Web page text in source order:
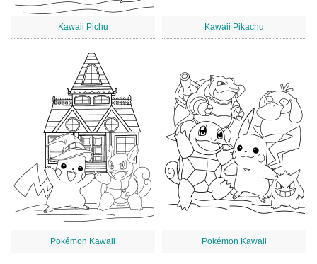
Kawaii Pichu Kawaii Pikachu
Pokémon Kawaii Pokémon Kawaii